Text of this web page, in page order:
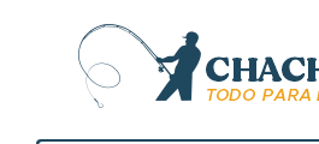
contenido